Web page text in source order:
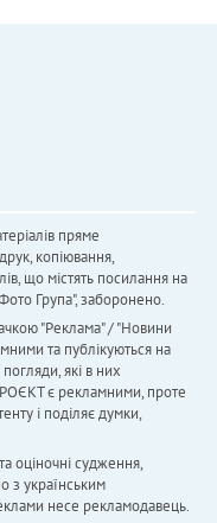
пряме
копіювання,
що містять посилання на
Група", заборонено.
"Реклама" / "Новини
та публікуються на
які в них
є рекламними, проте
і поділяє думки,
оціночні судження,
з українським
несе рекламодавець.